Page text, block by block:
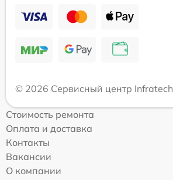
© 2026 Сервисный центр Infratech
Стоимость ремонта
Оплата и доставка
Контакты
Вакансии
О компании